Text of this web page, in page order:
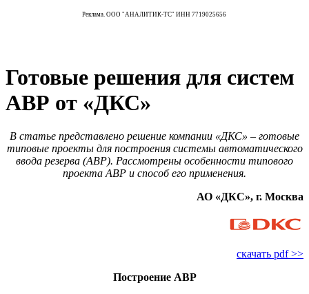
Реклама. ООО "АНАЛИТИК-ТС" ИНН 7719025656
Готовые решения для систем
АВР от «ДКС»
В статье представлено решение компании «ДКС» – готовые
типовые проекты для построения системы автоматического
ввода резерва (АВР). Рассмотрены особенности типового
проекта АВР и способ его применения.
АО «ДКС», г. Москва
скачать pdf >>
Построение АВР